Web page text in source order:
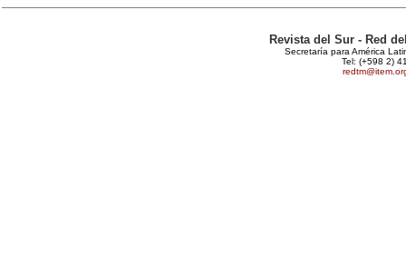
Revista del Sur - Red
Secretaría para América
Tel: (+598 2)